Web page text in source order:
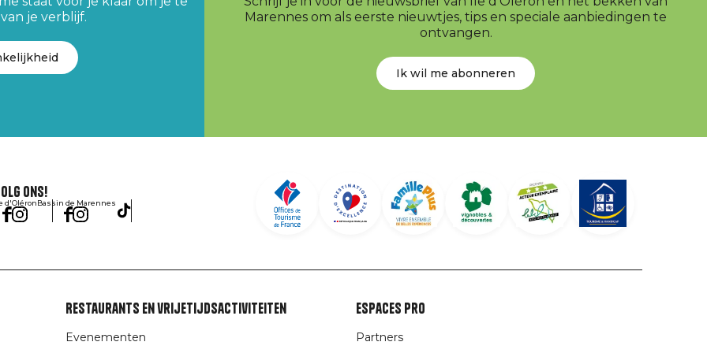
je verblijf.
Marennes om als eerste nieuwtjes, tips en speciale aanbiedingen te
ontvangen.
Ik wil me abonneren
ons!
d'OléronBassin de Marennes
Restaurants en vrijetijdsactiviteiten
Evenementen
Espaces Pro
Partners